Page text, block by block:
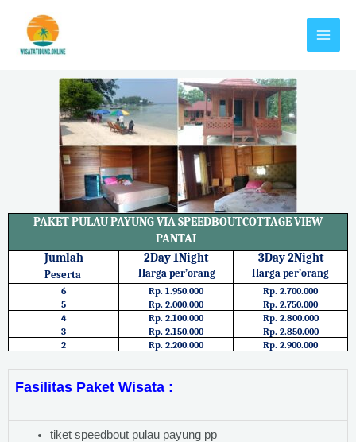
PAKET PULAU PAYUNG VIA SPEEDBOUTCOTTAGE VIEW
PANTAI
Jumlah
2Day 1Night 3Day 2Night
Peserta Harga per’orang Harga per’orang
6 Rp. 1.950.000
Rp. 2.700.000
5
Rp. 2.000.000
Rp. 2.750.000
4
Rp. 2.100.000
Rp. 2.800.000
3
Rp. 2.150.000
Rp. 2.850.000
2
Rp. 2.200.000 Rp. 2.900.000
Fasilitas Paket Wisata :
tiket speedbout pulau payung pp